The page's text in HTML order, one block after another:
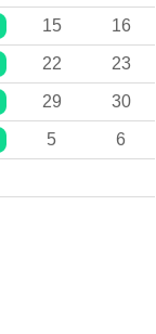
15 16
22 23
29 30
5 6